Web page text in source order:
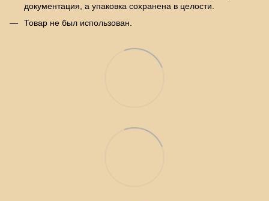
документация, а упаковка сохранена в целости.
Товар не был использован.